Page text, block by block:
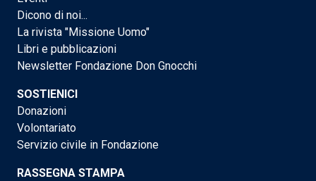
Dicono di noi...
La rivista "Missione Uomo"
Libri e pubblicazioni
Newsletter Fondazione Don Gnocchi
SOSTIENICI
Donazioni
Volontariato
Servizio civile in Fondazione
RASSEGNA STAMPA